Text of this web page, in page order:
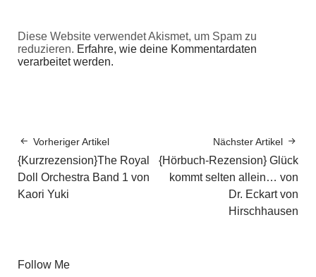
Diese Website verwendet Akismet, um Spam zu
reduzieren. Erfahre, wie deine Kommentardaten
verarbeitet werden.
Vorheriger Artikel
{Kurzrezension}The Royal
Doll Orchestra Band 1 von
Kaori Yuki
Nächster Artikel
{Hörbuch-Rezension} Glück
kommt selten allein… von
Dr. Eckart von
Hirschhausen
Follow Me